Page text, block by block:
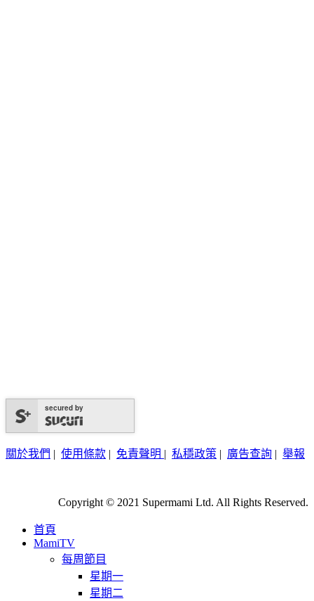
secured by
關於我們 | 使用條款 | 免責聲明 | 私穩政策 | 廣告查詢 | 舉報
Copyright © 2021 Supermami Ltd. All Rights Reserved.
首頁
MamiTV
每周節目
星期一
星期二